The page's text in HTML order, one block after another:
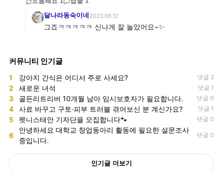
달나라동숙이네 2023.06.12
그죠ㅋㅋㅋㅋㅋ 신나게 잘 놀았어요~✨
커뮤니티 인기글
1 강아지 간식은 어디서 주로 사세요? 댓글 2
2 새로운 녀석 댓글 1
3 골든리트리버 10개월 남아 임시보호자가 필요합니다. 댓글 0
4 사료 바꾸고 구토·피부 트러블 겪어보신 분 계신가요? 댓글 1
5 펫니스태안 기자단을 모집합니다🐾 댓글 0
6
안녕하세요 대학교 창업동아리 활동에 필요한 설문조사
중입니다.
댓글 0
인기글 더보기